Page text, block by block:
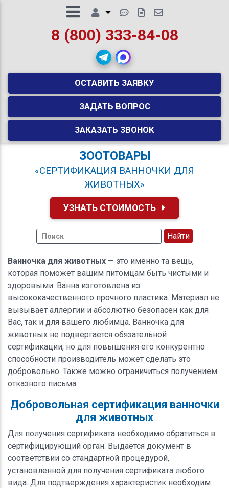
8 (800) 333-84-08
ОСТАВИТЬ ЗАЯВКУ
ЗАДАТЬ ВОПРОС
ЗАКАЗАТЬ ЗВОНОК
ЗООТОВАРЫ
«СЕРТИФИКАЦИЯ ВАННОЧКИ ДЛЯ
ЖИВОТНЫХ»
УЗНАТЬ СТОИМОСТЬ
Ванночка для животных — это именно та вещь,
которая поможет вашим питомцам быть чистыми и
здоровыми. Ванна изготовлена из
высококачественного прочного пластика. Материал не
вызывает аллергии и абсолютно безопасен как для
Вас, так и для вашего любимца. Ванночка для
животных не подвергается обязательной
сертификации, но для повышения его конкурентно
способности производитель может сделать это
добровольно. Также можно ограничиться получением
отказного письма.
Добровольная сертификация ванночки
для животных
Для получения сертификата необходимо обратиться в
сертифицирующий орган. Выдается документ в
соответствии со стандартной процедурой,
установленной для получения сертификата любого
вида. Для подтверждения характеристик необходим